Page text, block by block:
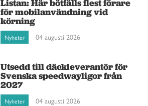
Listan: Här bötfälls flest förare
för mobilanvändning vid
körning
Nyheter 04 augusti 2026
Utsedd till däckleverantör för
Svenska speedwayligor från
2027
Nyheter 04 augusti 2026